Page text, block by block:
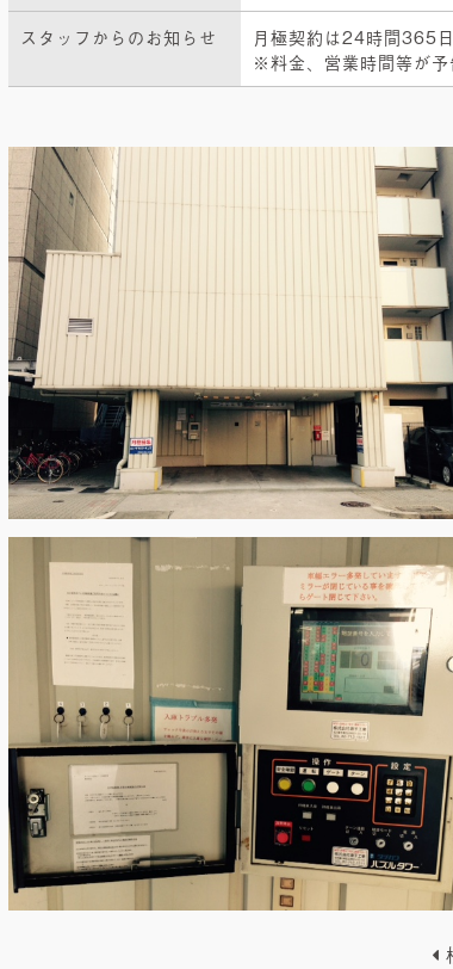
スタッフからのお知らせ
月極契約は24時間365
※料金、営業時間等が予